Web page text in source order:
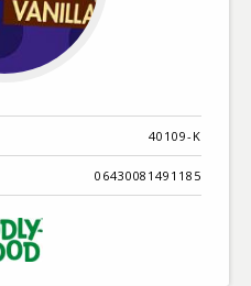
40109-K
06430081491185